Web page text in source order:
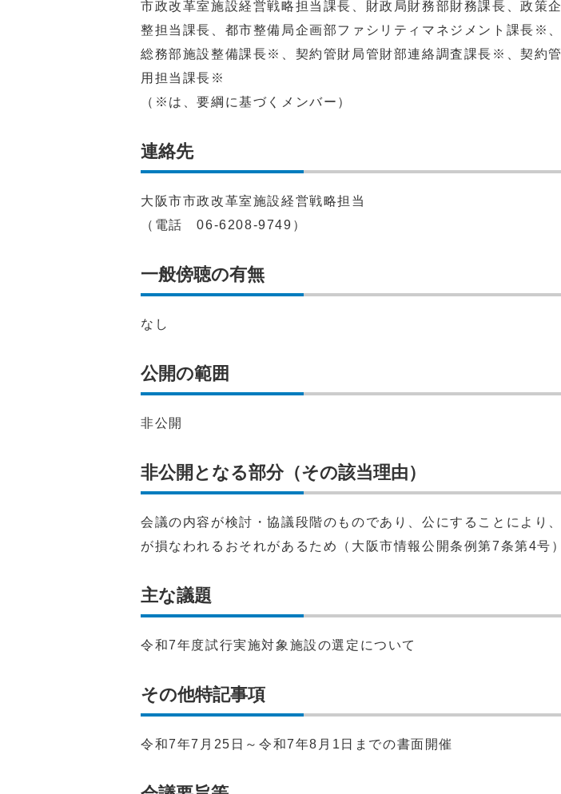
市政改革室施設経営戦略担当課長、財政局財務部財務課長、政策
整担当課長、都市整備局企画部ファシリティマネジメント課長※
総務部施設整備課長※、契約管財局管財部連絡調査課長※、契約
用担当課長※
（※は、要綱に基づくメンバー）
連絡先
大阪市市政改革室施設経営戦略担当
（電話 06-6208-9749）
一般傍聴の有無
なし
公開の範囲
非公開
非公開となる部分（その該当理由）
会議の内容が検討・協議段階のものであり、公にすることにより
が損なわれるおそれがあるため（大阪市情報公開条例第7条第4号）
主な議題
令和7年度試行実施対象施設の選定について
その他特記事項
令和7年7月25日～令和7年8月1日までの書面開催